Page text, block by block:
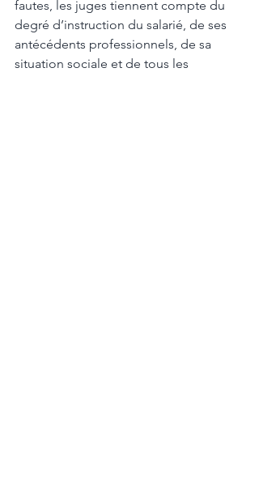
fautes, les juges tiennent compte du
degré d’instruction du salarié, de ses
antécédents professionnels, de sa
situation sociale et de tous les